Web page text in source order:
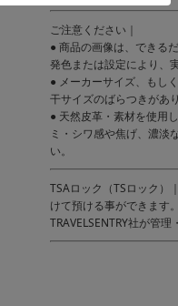
ご注意ください｜
● 商品の画像は、できる
発色または設定により、
● メーカーサイズ、もし
干サイズのばらつきがあ
● 天然皮革・素材を使用
ミ・シワ感や焦げ、濃淡
い。
TSAロック（TSロック）
けて預ける事ができます
TRAVELSENTRY社が管